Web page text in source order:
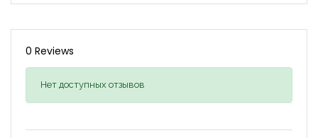
0 Reviews
Нет доступных отзывов